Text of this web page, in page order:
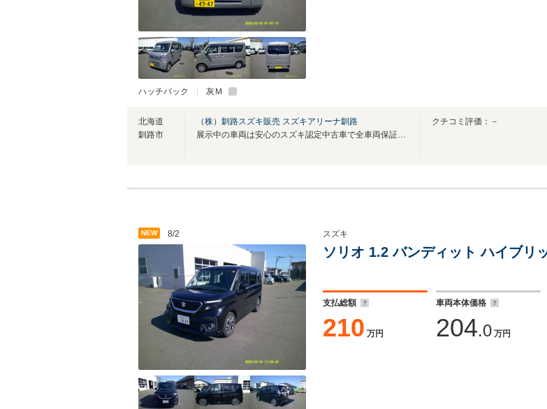
ハッチバック 灰Ｍ
北海道
釧路市
（株）釧路スズキ販売 スズキアリーナ釧路
展示中の車両は安心のスズキ認定中古車で全車両保証付！修復歴なし車両のみ展示中！
クチコミ評価：－
NEW 8/2 スズキ
ソリオ 1.2 バンディット ハイブリ
支払総額
210 万円
車両本体価格
204.0 万円